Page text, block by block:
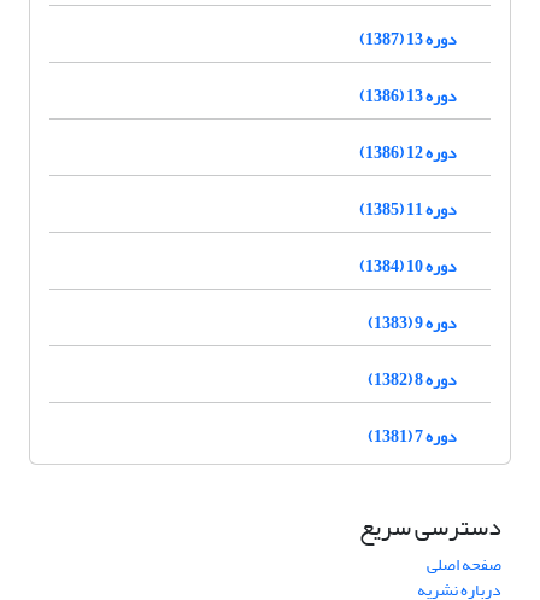
دوره 13 (1387)
دوره 13 (1386)
دوره 12 (1386)
دوره 11 (1385)
دوره 10 (1384)
دوره 9 (1383)
دوره 8 (1382)
دوره 7 (1381)
دسترسی سریع
صفحه اصلی
درباره نشریه